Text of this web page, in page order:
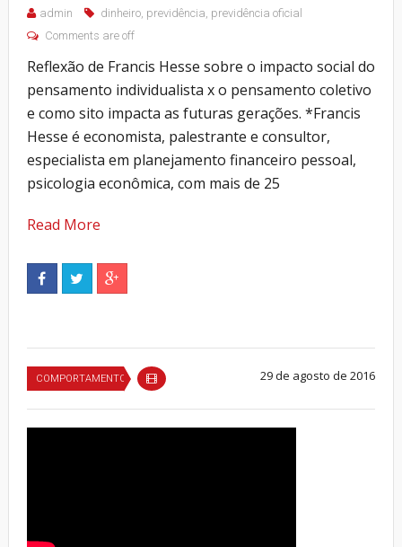
admin dinheiro, previdência, previdência oficial
Comments are off
Reflexão de Francis Hesse sobre o impacto social do
pensamento individualista x o pensamento coletivo
e como sito impacta as futuras gerações. *Francis
Hesse é economista, palestrante e consultor,
especialista em planejamento financeiro pessoal,
psicologia econômica, com mais de 25
Read More
COMPORTAMENTO 29 de agosto de 2016